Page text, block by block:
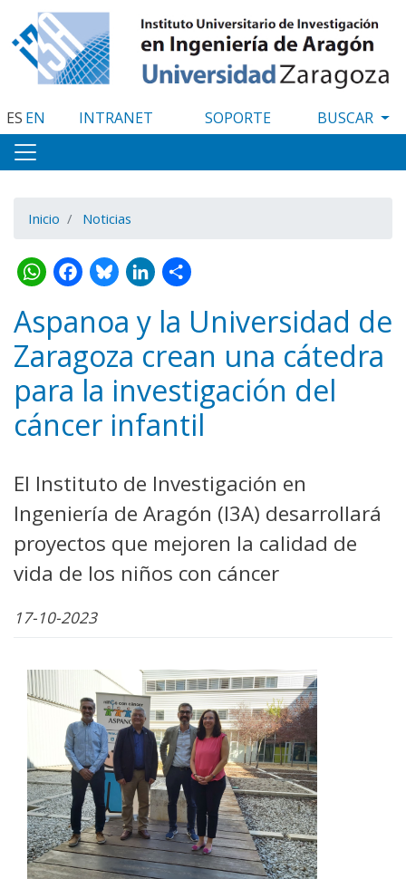
al
contenido
principal
ES EN INTRANET SOPORTE
Inicio Noticias
WhatsApp
Facebook
Bluesky
LinkedIn
Share
Aspanoa y la Universidad de
Zaragoza crean una cátedra
para la investigación del
cáncer infantil
El Instituto de Investigación en
Ingeniería de Aragón (I3A) desarrollará
proyectos que mejoren la calidad de
vida de los niños con cáncer
17-10-2023